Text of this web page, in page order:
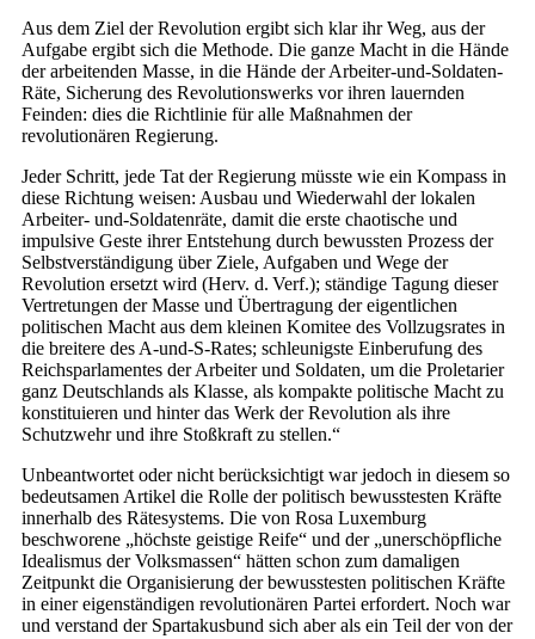
Aus dem Ziel der Revolution ergibt sich klar ihr Weg, aus der
Aufgabe ergibt sich die Methode. Die ganze Macht in die Hände
der arbeitenden Masse, in die Hände der Arbeiter-und-Soldaten-
Räte, Sicherung des Revolutionswerks vor ihren lauernden
Feinden: dies die Richtlinie für alle Maßnahmen der
revolutionären Regierung.
Jeder Schritt, jede Tat der Regierung müsste wie ein Kompass in
diese Richtung weisen: Ausbau und Wiederwahl der lokalen
Arbeiter- und-Soldatenräte, damit die erste chaotische und
impulsive Geste ihrer Entstehung durch bewussten Prozess der
Selbstverständigung über Ziele, Aufgaben und Wege der
Revolution ersetzt wird (Herv. d. Verf.); ständige Tagung dieser
Vertretungen der Masse und Übertragung der eigentlichen
politischen Macht aus dem kleinen Komitee des Vollzugsrates in
die breitere des A-und-S-Rates; schleunigste Einberufung des
Reichsparlamentes der Arbeiter und Soldaten, um die Proletarier
ganz Deutschlands als Klasse, als kompakte politische Macht zu
konstituieren und hinter das Werk der Revolution als ihre
Schutzwehr und ihre Stoßkraft zu stellen.“
Unbeantwortet oder nicht berücksichtigt war jedoch in diesem so
bedeutsamen Artikel die Rolle der politisch bewusstesten Kräfte
innerhalb des Rätesystems. Die von Rosa Luxemburg
beschworene „höchste geistige Reife“ und der „unerschöpfliche
Idealismus der Volksmassen“ hätten schon zum damaligen
Zeitpunkt die Organisierung der bewusstesten politischen Kräfte
in einer eigenständigen revolutionären Partei erfordert. Noch war
und verstand der Spartakusbund sich aber als ein Teil der von der